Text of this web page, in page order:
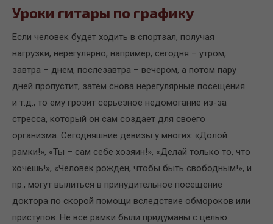
Уроки гитары по графику
Если человек будет ходить в спортзал, получая
нагрузки, нерегулярно, например, сегодня – утром,
завтра – днем, послезавтра – вечером, а потом пару
дней пропустит, затем снова нерегулярные посещения
и т.д., то ему грозит серьезное недомогание из-за
стресса, который он сам создает для своего
организма. Сегодняшние девизы у многих: «Долой
рамки!», «Ты – сам себе хозяин!», «Делай только то, что
хочешь!», «Человек рожден, чтобы быть свободным!», и
пр., могут вылиться в принудительное посещение
доктора по скорой помощи вследствие обмороков или
приступов. Не все рамки были придуманы с целью